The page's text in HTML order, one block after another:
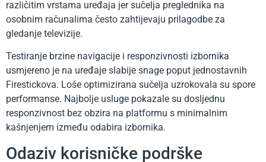
različitim vrstama uređaja jer sučelja preglednika na
osobnim računalima često zahtijevaju prilagodbe za
gledanje televizije.
Testiranje brzine navigacije i responzivnosti izbornika
usmjereno je na uređaje slabije snage poput jednostavnih
Firestickova. Loše optimizirana sučelja uzrokovala su spore
performanse. Najbolje usluge pokazale su dosljednu
responzivnost bez obzira na platformu s minimalnim
kašnjenjem između odabira izbornika.
Odaziv korisničke podrške